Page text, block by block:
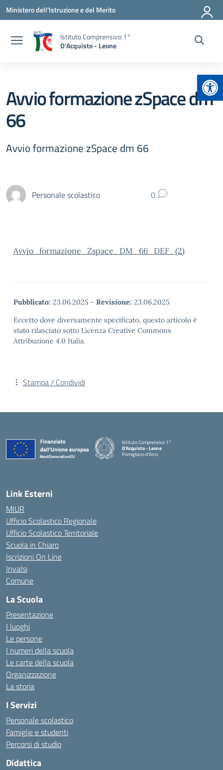
Vai ai contenuti
Vai al menu di navigazione
Vai al footer
Ministero dell'Istruzione e del Merito
Istituto Comprensivo 1°
D'Acquisto - Leone
Avvio formazione zSpace dm
66
Avvio formazione zSpace dm 66
Personale scolastico 0
Avvio_formazione_Zspace_DM_66_DEF_(2)
Pubblicato: 23.06.2025 - Revisione: 23.06.2025
Eccetto dove diversamente specificato, questo articolo è
stato rilasciato sotto Licenza Creative Commons
Attribuzione 4.0 Italia.
Stampa / Condividi
Istituto Comprensivo 1°
D'Acquisto - Leone
Pomigliano d'Arco
— Visita la pagina iniziale della scuola
Link Esterni
MIUR
Ufficio Scolastico Regionale
Ufficio Scolastico Territoriale
Scuola in Chiaro
Iscrizioni On Line
Invalsi
Comune
La Scuola
Presentazione
I luoghi
Le persone
I numeri della scuola
Le carte della scuola
Organizzazione
La storia
I Servizi
Personale scolastico
Famiglie e studenti
Percorsi di studio
Didattica